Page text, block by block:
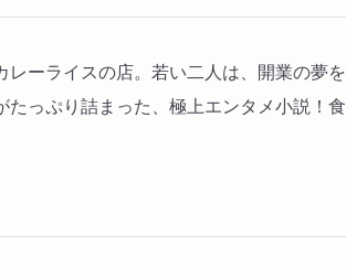
ーライスの店。若い二人は、開業の夢を
っぷり詰まった、極上エンタメ小説！食